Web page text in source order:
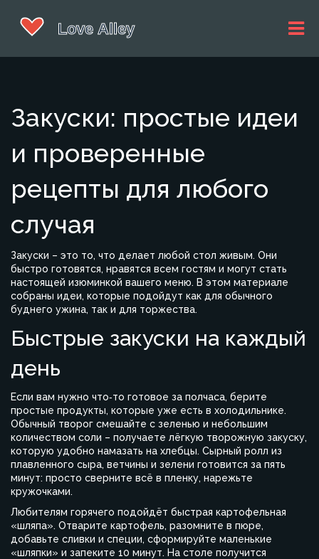
Закуски: простые идеи
и проверенные
рецепты для любого
случая
Закуски – это то, что делает любой стол живым. Они
быстро готовятся, нравятся всем гостям и могут стать
настоящей изюминкой вашего меню. В этом материале
собраны идеи, которые подойдут как для обычного
буднего ужина, так и для торжества.
Быстрые закуски на каждый
день
Если вам нужно что‑то готовое за полчаса, берите
простые продукты, которые уже есть в холодильнике.
Обычный творог смешайте с зеленью и небольшим
количеством соли – получаете лёгкую творожную закуску,
которую удобно намазать на хлебцы. Сырный ролл из
плавленного сыра, ветчины и зелени готовится за пять
минут: просто сверните всё в пленку, нарежьте
кружочками.
Любителям горячего подойдёт быстрая картофельная
«шляпа». Отварите картофель, разомните в пюре,
добавьте сливки и специи, сформируйте маленькие
«шляпки» и запеките 10 минут. На столе получится